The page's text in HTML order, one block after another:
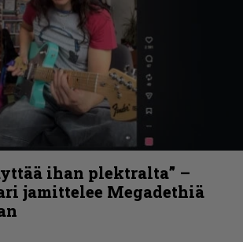
ihan plektralta” –
jamittelee Megadethiä